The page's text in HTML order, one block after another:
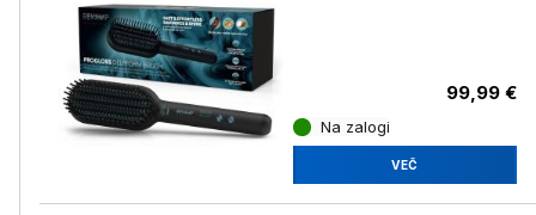
99,99 €
Na zalogi
VEČ